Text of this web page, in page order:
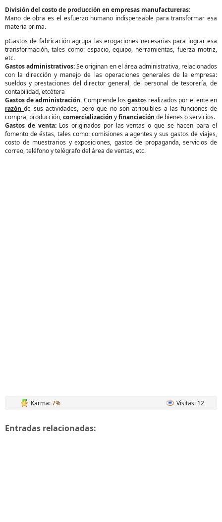
División del costo de producción en empresas manufactureras:
Mano de obra es el esfuerzo humano indispensable para transformar esa
materia prima.
pGastos de fabricación agrupa las erogaciones necesarias para lograr esa
transformación, tales como: espacio, equipo, herramientas, fuerza motriz,
etc.
Gastos administrativos:Se originan en el área administrativa, relacionados
con la dirección y manejo de las operaciones generales de la empresa:
sueldos y prestaciones del director general, del personal de tesorería, de
contabilidad, etcétera
Gastos de administración. Comprende losgastos realizados por el ente en
razónde sus actividades, pero que no son atribuibles a las funciones de
compra, producción,comercialización yfinanciación de bienes o servicios.
Gastos de venta: Los originados por las ventas o que se hacen para el
fomento de éstas, tales como: comisiones a agentes y sus gastos de viajes,
costo de muestrarios y exposiciones, gastos de propaganda, servicios de
correo, teléfono y telégrafo del área de ventas, etc.
Karma:7% Visitas: 12
Entradas relacionadas: